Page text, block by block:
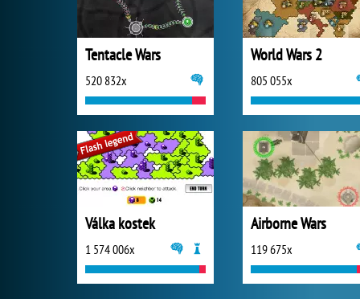
Tentacle Wars
520 832x
World Wars 2
805 055x
Válka kostek
1 574 006x
Airborne Wars
119 675x